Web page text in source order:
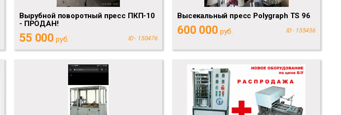
Вырубной поворотный пресс ПКП-10
- ПРОДАН!
55 000 руб. ID - 150476
Высекальный пресс Polygraph TS 96
600 000 руб. ID - 155456